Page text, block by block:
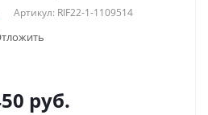
Артикул: RIF22-1-1109514
руб.